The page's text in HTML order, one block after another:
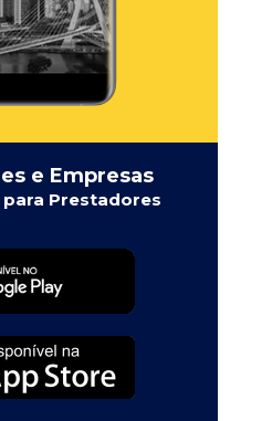
e Empresas
para Prestadores